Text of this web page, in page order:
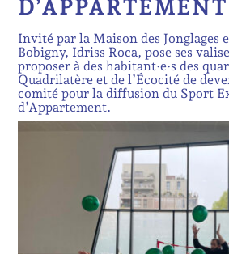
D’APPARTEMENT
Invité par la Maison des Jonglages
Bobigny, Idriss Roca, pose ses
proposer à des habitant·e·s des
Quadrilatère et de l’Écocité de
comité pour la diffusion du Sport
d’Appartement.